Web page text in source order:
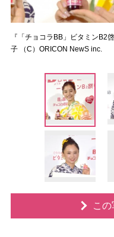
『「チョコラBB」ビタミンB2
子 （C）ORICON NewS inc.
こ